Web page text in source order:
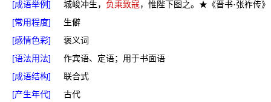
[成语举例]
城峻冲生， 负乘致寇，惟陛下图之。★《晋书·张祚传》
[常用程度]
生僻
[感情色彩]
褒义词
[语法用法]
作宾语、定语；用于书面语
[成语结构]
联合式
[产生年代]
古代